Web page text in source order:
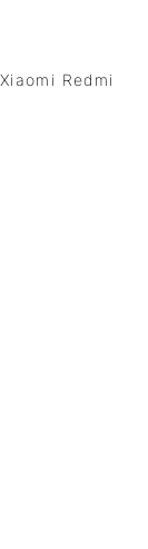
Redmi
era: €49.00.
atual é: